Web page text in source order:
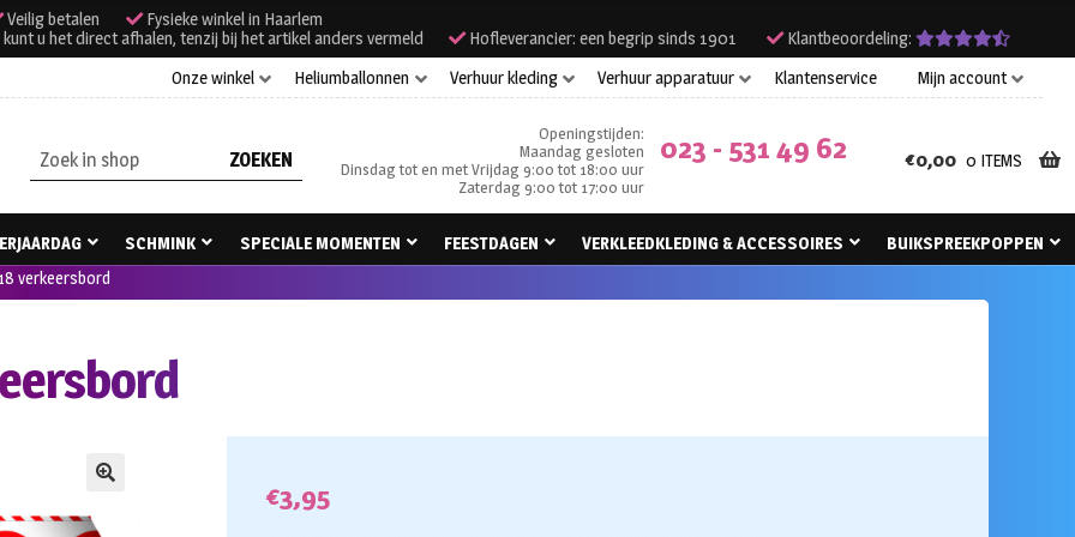
Veilig betalen
Fysieke winkel in Haarlem
u het direct afhalen, tenzij bij het artikel anders vermeld
Hofleverancier: een begrip sinds 1901
Klantbeoordeling:
Onze winkel
Heliumballonnen Verhuur kleding Verhuur apparatuur Klantenservice Mijn account
Zoeken
naar:
Openingstijden:
Maandag gesloten
Dinsdag tot en met Vrijdag 9:00 tot 18:00 uur
Zaterdag 9:00 tot 17:00 uur
023 - 531 49 62 €0,00 0 ITEMS
SCHMINK SPECIALE MOMENTEN FEESTDAGEN VERKLEEDKLEDING & ACCESSOIRES
BUIKSPREEKPOPPEN
verkeersbord
€3,95